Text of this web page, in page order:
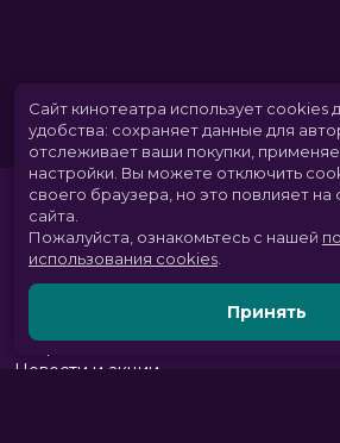
Скоро в кино
Новости и акции
Сайт кинотеатра использует cookies
удобства: сохраняет данные для
отслеживает ваши покупки,
настройки. Вы можете отключить
своего браузера, но это повлияет на
сайта.
Пожалуйста, ознакомьтесь с нашей
использования cookies
Принять